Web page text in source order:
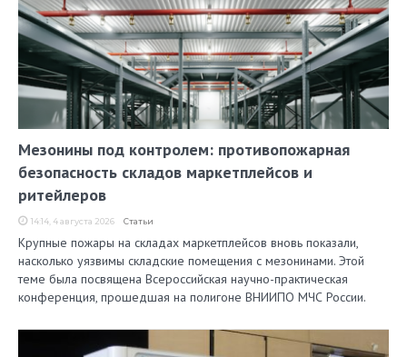
Мезонины под контролем: противопожарная
безопасность складов маркетплейсов и
ритейлеров
14:14, 4 августа 2026 Статьи
Крупные пожары на складах маркетплейсов вновь показали,
насколько уязвимы складские помещения с мезонинами. Этой
теме была посвящена Всероссийская научно-практическая
конференция, прошедшая на полигоне ВНИИПО МЧС России.